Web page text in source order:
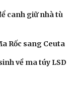
canh giữ nhà tù
Rốc sang Ceuta
về ma túy LSD